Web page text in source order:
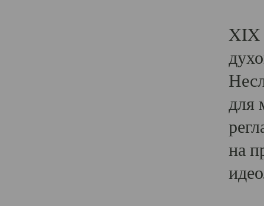
XIX
для
на